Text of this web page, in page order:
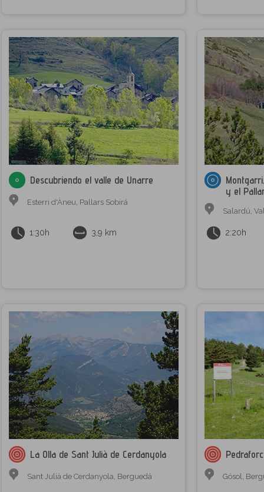
Descubriendo el valle de Unarre
Esterri d'Àneu, Pallars Sobirá
1:30h 3,9 km
y el
Salardú,
2:20h
La Olla de Sant Julià de Cerdanyola
Sant Julià de Cerdanyola, Berguedá Gósol,